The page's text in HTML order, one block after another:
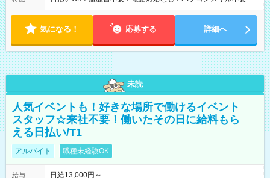
気になる！ 応募する 詳細へ
未読
人気イベントも！好きな場所で働けるイベント
スタッフ☆来社不要！働いたその日に給料もら
える日払い/T1
アルバイト 職種未経験OK
給与
日給13,000円～